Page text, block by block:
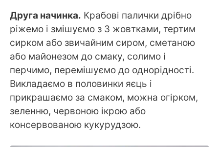
Друга начинка. Крабові палички дрібно
ріжемо і змішуємо з 3 жовтками, тертим
сирком або звичайним сиром, сметаною
або майонезом до смаку, солимо і
перчимо, перемішуємо до однорідності.
Викладаємо в половинки яєць і
прикрашаємо за смаком, можна огірком,
зеленню, червоною ікрою або
консервованою кукурудзою.